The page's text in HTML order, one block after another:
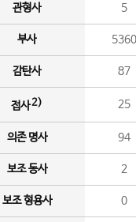
관형사 5
부사 5360
감탄사 87
접사2) 25
의존 명사 94
보조 동사 2
보조 형용사 0